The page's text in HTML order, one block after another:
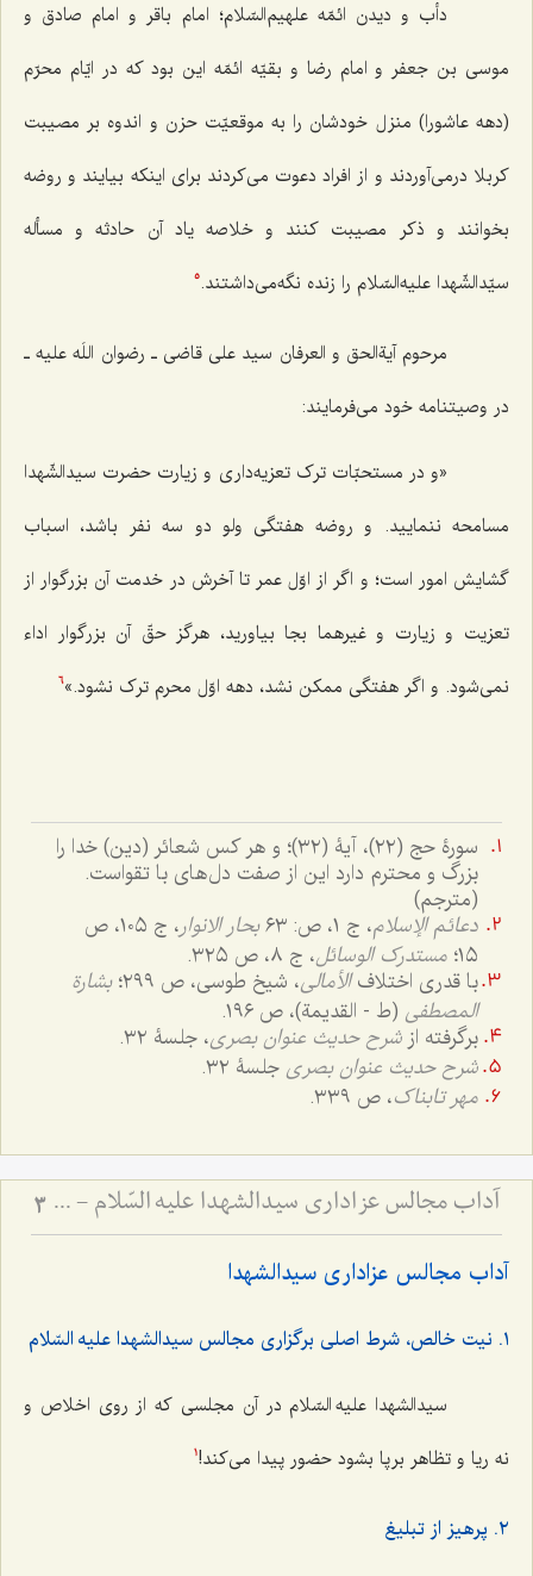
دأب و دیدن ائمّه علهیم‌السّلام؛ امام باقر و امام صادق و
موسی بن جعفر و امام رضا و بقیّه ائمّه این بود که در ایّام محرّم
(دهه عاشورا) منزل خودشان را به موقعیّت حزن و اندوه بر مصیبت
کربلا درمی‌آوردند و از افراد دعوت می‌کردند برای اینکه بیایند و روضه
بخوانند و ذکر مصیبت کنند و خلاصه یاد آن حادثه و مسأله
سیّدالشّهدا علیه‌السّلام را زنده نگه‌می‌داشتند.5
مرحوم آیةالحق و العرفان سید علی قاضی ـ رضوان اللَه علیه ـ
در وصیتنامه خود می‌فرمایند:
«و در مستحبّات ترک تعزیه‌داری و زیارت حضرت سیدالشّهدا
مسامحه ننمایید. و روضه هفتگی ولو دو سه نفر باشد، اسباب
گشایش امور است؛ و اگر از اوّل عمر تا آخرش در خدمت آن بزرگوار از
تعزیت و زیارت و غیرهما بجا بیاورید، هرگز حقّ آن بزرگوار اداء
نمی‌شود. و اگر هفتگی ممکن نشد، دهه اوّل محرم ترک نشود.»6
سورۀ حج (٢٢)، آیۀ (٣٢)؛ و هر کس شعائر (دین) خدا را
بزرگ و محترم دارد این از صفت دل‌های با تقواست.
(مترجم)
دعائم الإسلام، ج ١، ص: ٦٣ بحار الانوار
، ج ١٠٥، ص
١٥؛ مستدرک الوسائل، ج ٨، ص ٣٢٥.
با قدری اختلافالأمالی، شیخ طوسی، ص ٢٩٩؛
بشارة
المصطفی (ط - القدیمة)، ص ١٩٦.
برگرفته از شرح حدیث عنوان بصری، جلسۀ ٣٢.
شرح حدیث عنوان بصری جلسۀ ٣٢.
مهر تابناک، ص ٣٣٩.
آداب مجالس عزاداری سیدالشهدا علیه السّلام - و دستورات بزرگان راجع به ماه‌های محرم و صفر 3
آداب مجالس عزاداری سیدالشهدا
١. نیت خالص، شرط اصلی برگزاری مجالس سیدالشهدا علیه السّلام
سیدالشهدا علیه السّلام در آن مجلسی که از روی اخلاص و
نه ریا و تظاهر برپا بشود حضور پیدا می‌کند!1
٢. پرهیز از تبلیغ